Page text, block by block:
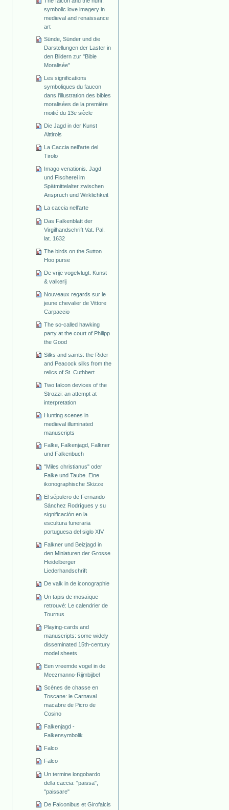
symbolic love imagery in
medieval and renaissance
art
Sünde, Sünder und die
Darstellungen der Laster in
den Bildern zur "Bible
Moralisée"
Les significations
symboliques du faucon
dans l'illustration des bibles
moralisées de la première
moitié du 13e siècle
Die Jagd in der Kunst
Alttirols
La Caccia nell'arte del
Tirolo
Imago venationis. Jagd
und Fischerei im
Spätmittelalter zwischen
Anspruch und Wirklichkeit
La caccia nell'arte
Das Falkenblatt der
Virgilhandschrift Vat. Pal.
lat. 1632
The birds on the Sutton
Hoo purse
De vrije vogelvlugt. Kunst
& valkerij
Nouveaux regards sur le
jeune chevalier de Vittore
Carpaccio
The so-called hawking
party at the court of Philipp
the Good
Silks and saints: the Rider
and Peacock silks from the
relics of St. Cuthbert
Two falcon devices of the
Strozzi: an attempt at
interpretation
Hunting scenes in
medieval illuminated
manuscripts
Falke, Falkenjagd, Falkner
und Falkenbuch
"Miles christianus" oder
Falke und Taube. Eine
ikonographische Skizze
El sépulcro de Fernando
Sánchez Rodrígues y su
significación en la
escultura funeraria
portuguesa del siglo XIV
Falkner und Beizjagd in
den Miniaturen der Grosse
Heidelberger
Liederhandschrift
De valk in de iconographie
Un tapis de mosaïque
retrouvé: Le calendrier de
Tournus
Playing-cards and
manuscripts: some widely
disseminated 15th-century
model sheets
Een vreemde vogel in de
Meezmanno-Rijmbijbel
Scènes de chasse en
Toscane: le Carnaval
macabre de Picro de
Cosino
Falkenjagd -
Falkensymbolik
Falco
Falco
Un termine longobardo
della caccia: "paissa",
"paissare"
De Falconibus et Girofalcis